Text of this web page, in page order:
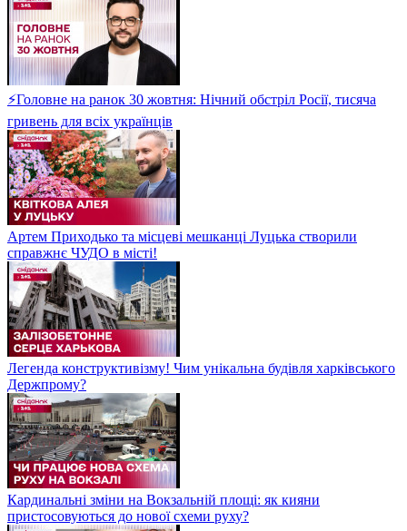
⚡Головне на ранок 30 жовтня: Нічний обстріл Росії, тисяча
гривень для всіх українців
Артем Приходько та місцеві мешканці Луцька створили
справжнє ЧУДО в місті!
Легенда конструктивізму! Чим унікальна будівля харківського
Держпрому?
Кардинальні зміни на Вокзальній площі: як кияни
пристосовуються до нової схеми руху?